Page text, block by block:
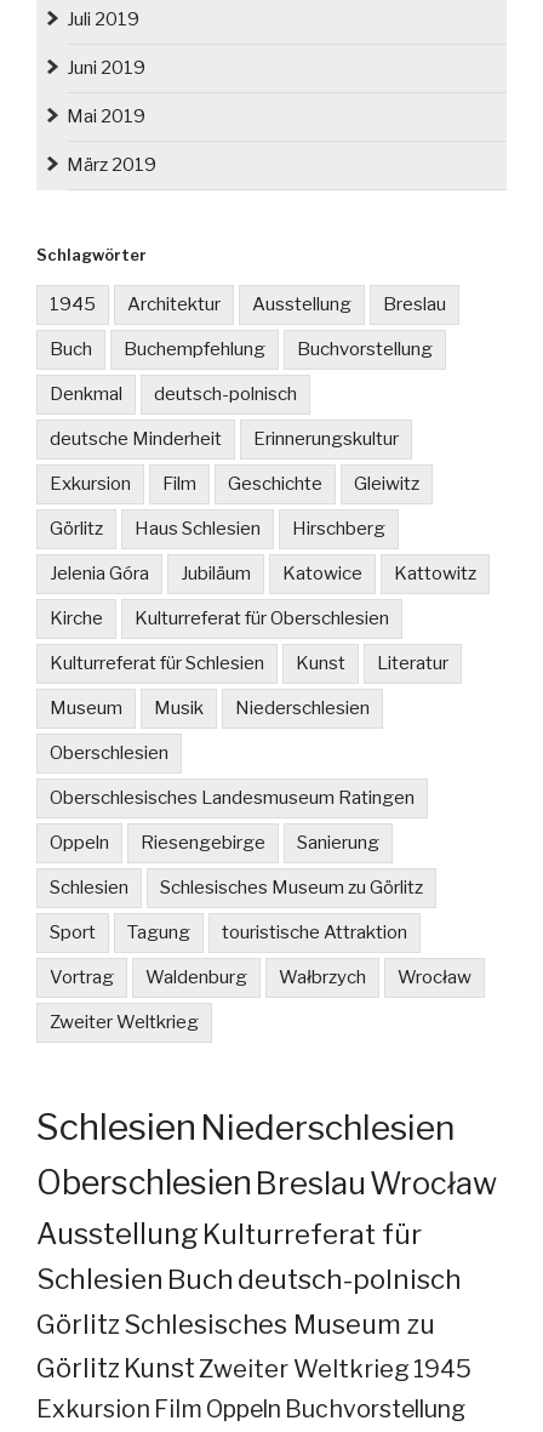
Juli 2019
Juni 2019
Mai 2019
März 2019
Schlagwörter
1945 Architektur Ausstellung Breslau
Buch Buchempfehlung Buchvorstellung
Denkmal deutsch-polnisch
deutsche Minderheit Erinnerungskultur
Exkursion Film Geschichte Gleiwitz
Görlitz Haus Schlesien Hirschberg
Jelenia Góra Jubiläum Katowice Kattowitz
Kirche Kulturreferat für Oberschlesien
Kulturreferat für Schlesien Kunst Literatur
Museum Musik Niederschlesien
Oberschlesien
Oberschlesisches Landesmuseum Ratingen
Oppeln Riesengebirge Sanierung
Schlesien Schlesisches Museum zu Görlitz
Sport Tagung touristische Attraktion
Vortrag Waldenburg Wałbrzych Wrocław
Zweiter Weltkrieg
Schlesien Niederschlesien
Oberschlesien Breslau Wrocław
Ausstellung Kulturreferat für
Schlesien Buch deutsch-polnisch
GörlitzSchlesisches Museum zu
Görlitz KunstZweiter Weltkrieg 1945
Exkursion Film Oppeln Buchvorstellung